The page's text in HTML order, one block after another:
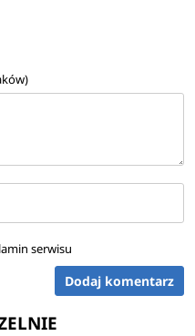
serwisu
Dodaj komentarz